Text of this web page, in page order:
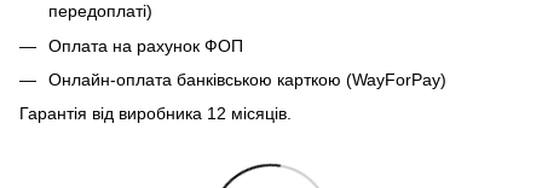
передоплаті)
Оплата на рахунок ФОП
Онлайн-оплата банківською карткою (WayForPay)
Гарантія від виробника 12 місяців.